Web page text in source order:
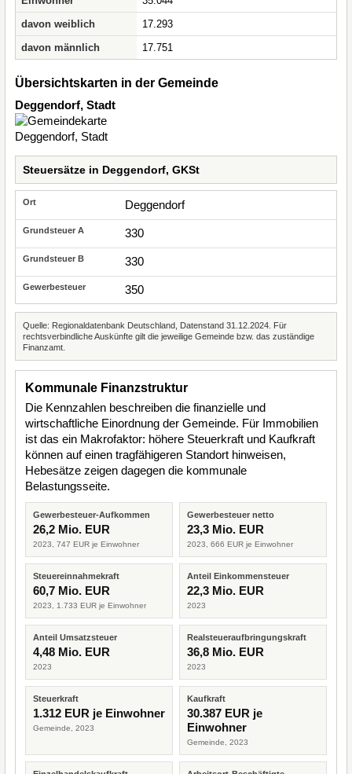
davon weiblich
17.293
davon männlich
17.751
Übersichtskarten in der Gemeinde
Deggendorf, Stadt
Steuersätze in Deggendorf, GKSt
Deggendorf
330
330
350
Quelle: Regionaldatenbank Deutschland, Datenstand 31.12.2024. Für
rechtsverbindliche Auskünfte gilt die jeweilige Gemeinde bzw. das zuständige
Finanzamt.
Kommunale Finanzstruktur
Die Kennzahlen beschreiben die finanzielle und
wirtschaftliche Einordnung der Gemeinde. Für Immobilien
ist das ein Makrofaktor: höhere Steuerkraft und Kaufkraft
können auf einen tragfähigeren Standort hinweisen,
Hebesätze zeigen dagegen die kommunale
Belastungsseite.
Gewerbesteuer-Aufkommen
26,2 Mio. EUR
2023, 747 EUR je Einwohner
Gewerbesteuer netto
23,3 Mio. EUR
2023, 666 EUR je Einwohner
Steuereinnahmekraft
60,7 Mio. EUR
2023, 1.733 EUR je Einwohner
Anteil Einkommensteuer
22,3 Mio. EUR
2023
Anteil Umsatzsteuer
4,48 Mio. EUR
2023
Realsteueraufbringungskraft
36,8 Mio. EUR
2023
Steuerkraft
1.312 EUR je Einwohner
Gemeinde, 2023
Kaufkraft
30.387 EUR je
Einwohner
Gemeinde, 2023